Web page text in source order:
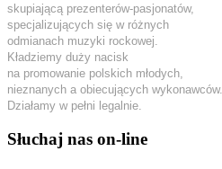
skupiającą prezenterów-pasjonatów,
specjalizujących się w różnych
odmianach muzyki rockowej.
Kładziemy duży nacisk
na promowanie polskich młodych,
nieznanych a obiecujących wykonawców.
Działamy w pełni legalnie.
Słuchaj nas on-line